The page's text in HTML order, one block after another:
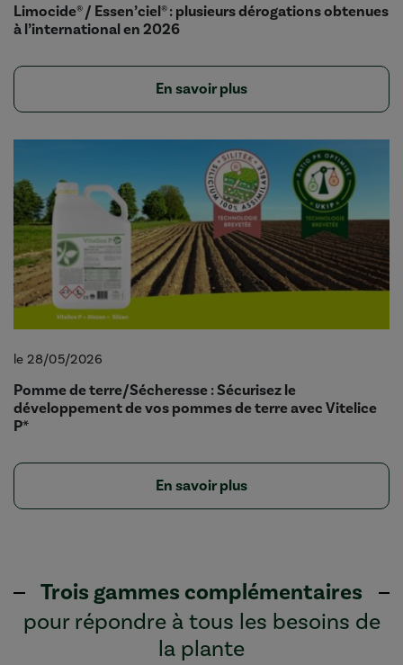
Limocide® / Essen’ciel® : plusieurs dérogations obtenues
à l’international en 2026
En savoir plus
le 28/05/2026
Pomme de terre/Sécheresse : Sécurisez le
développement de vos pommes de terre avec Vitelice
P*
En savoir plus
Trois gammes complémentaires
pour répondre à tous les besoins de
la plante